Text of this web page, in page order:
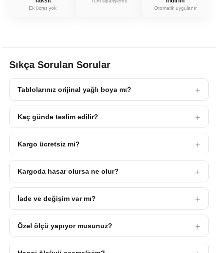
Ek ücret yok Otomatik uygulanır
Sıkça Sorulan Sorular
Tablolarınız orijinal yağlı boya mı?
Kaç günde teslim edilir?
Kargo ücretsiz mi?
Kargoda hasar olursa ne olur?
İade ve değişim var mı?
Özel ölçü yapıyor musunuz?